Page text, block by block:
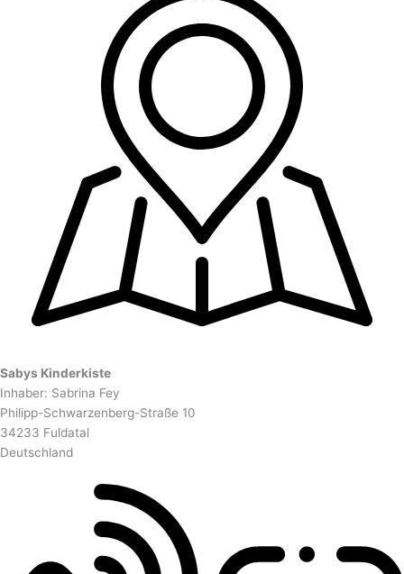
Sabys Kinderkiste
Inhaber: Sabrina Fey
Philipp-Schwarzenberg-Straße 10
34233 Fuldatal
Deutschland